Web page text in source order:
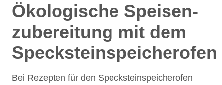
Ökologische Speisen­
zubereitung mit dem
Specksteinspeicherofen
Bei Rezepten für den Specksteinspeicherofen